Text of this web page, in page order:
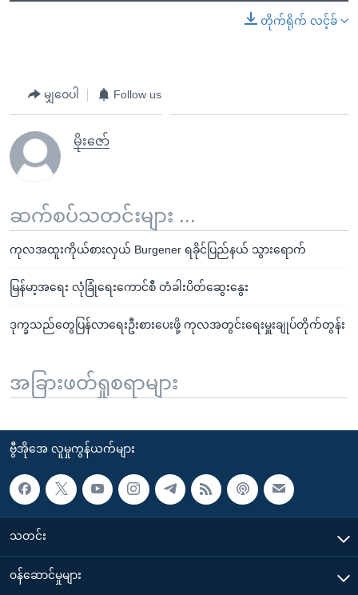
တိုက်ရိုက် လင့်ခ်
မျှဝေပါ Follow us
မိုးဇော်
ဆက်စပ်သတင်းများ ...
ကုလအထူးကိုယ်စားလှယ် Burgener ရခိုင်ပြည်နယ် သွားရောက်
မြန်မာ့အရေး လုံခြုံရေးကောင်စီ တံခါးပိတ်ဆွေးနွေး
ဒုက္ခသည်တွေပြန်လာရေးဦးစားပေးဖို့ ကုလအတွင်းရေးမှူးချုပ်တိုက်တွန်း
အခြားဖတ်ရှုစရာများ
ဗွီအိုအေ လူမှုကွန်ယက်များ
သတင်း
၀န်ဆောင်မှုများ